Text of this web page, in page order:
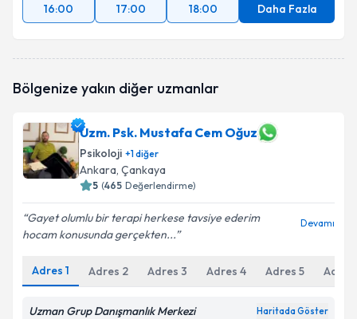
16:00
17:00 18:00 Daha Fazla
Bölgenize yakın diğer uzmanlar
Uzm. Psk. Mustafa Cem Oğuz
Psikoloji +1diğer
Ankara, Çankaya
5 (465 Değerlendirme)
Gayet olumlu bir terapi herkese tavsiye ederim
hocam konusunda gerçekten...
Devamı
Adres 1 Adres 2 Adres 3 Adres 4 Adres 5 Adres
Uzman Grup Danışmanlık Merkezi Haritada Göster